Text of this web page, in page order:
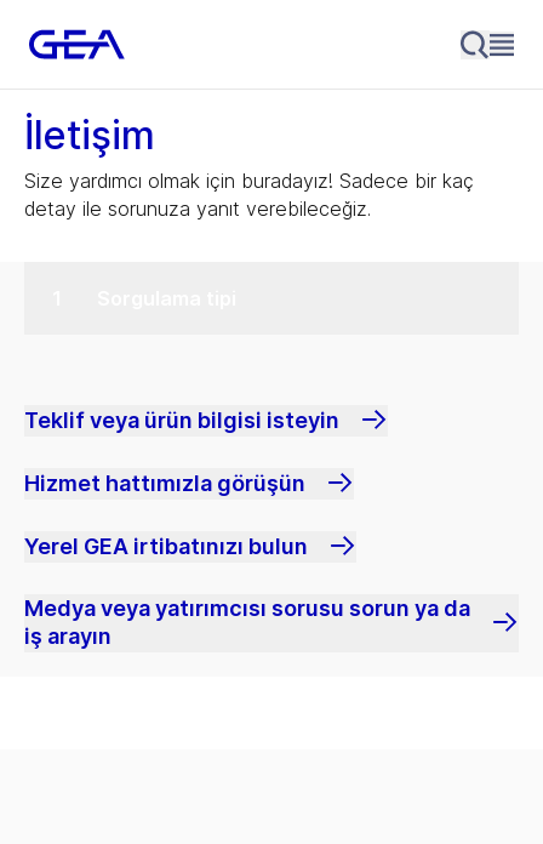
İletişim
Size yardımcı olmak için buradayız! Sadece bir kaç
detay ile sorunuza yanıt verebileceğiz.
Teklif veya ürün bilgisi isteyin
Hizmet hattımızla görüşün
Yerel GEA irtibatınızı bulun
Medya veya yatırımcısı sorusu sorun ya da
iş arayın